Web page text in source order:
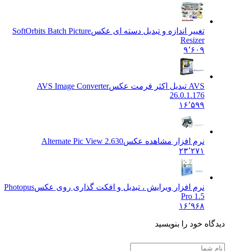
تغییر اندازه و تبدیل دسته ای عکسSoftOrbits Batch Picture
Resizer
۹٬۶۰۹
AVS Image Converter
26.0.1.176
۱۶٬۵۹۹
نرم افزار مشاهده عکسAlternate Pic View 2.630
۲۳٬۲۷۱
نرم افزار ویرایش ، تبدیل و افکت گذاری روی عکسPhotopus
Pro 1.5
۱۶٬۹۶۸
خود را بنویسید